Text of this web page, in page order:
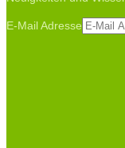
E-Mail Adresse